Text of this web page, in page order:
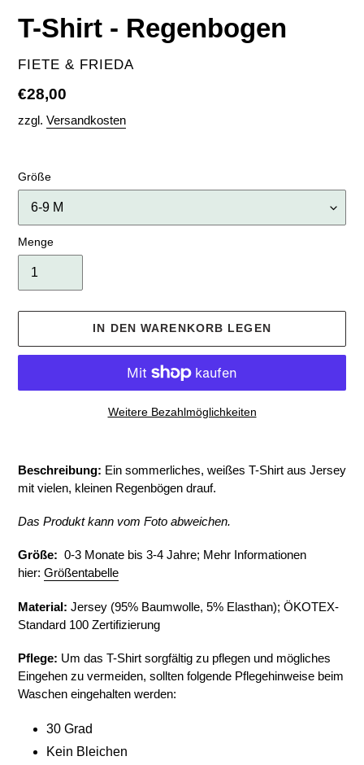
T-Shirt - Regenbogen
VERKÄUFER
FIETE & FRIEDA
Normaler
Preis
€28,00
zzgl. Versandkosten
Größe
Menge
IN DEN WARENKORB LEGEN
Weitere Bezahlmöglichkeiten
wird
zum
Warenkorb
hinzugefügt
Beschreibung: Ein sommerliches, weißes T-Shirt aus Jersey
mit vielen, kleinen Regenbögen drauf.
Das Produkt kann vom Foto abweichen.
Größe: 0-3 Monate bis 3-4 Jahre; Mehr Informationen
hier: Größentabelle
Material: Jersey (95% Baumwolle, 5% Elasthan); ÖKOTEX-
Standard 100 Zertifizierung
Pflege: Um das T-Shirt sorgfältig zu pflegen und mögliches
Eingehen zu vermeiden, sollten folgende Pflegehinweise beim
Waschen eingehalten werden:
30 Grad
Kein Bleichen